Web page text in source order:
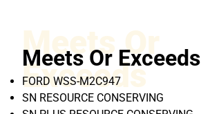
Meets Or
Exceeds
Meets Or Exceeds
FORD WSS-M2C947
SN RESOURCE CONSERVING